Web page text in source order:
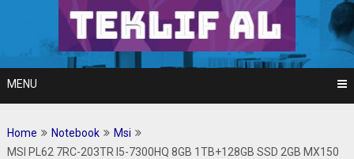
MENU
Home Notebook
Msi
MSI PL62 7RC-203TR I5-7300HQ 8GB 1TB+128GB SSD 2GB MX150